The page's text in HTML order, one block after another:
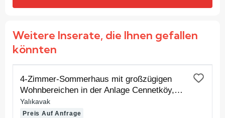
Weitere Inserate, die Ihnen gefallen
könnten
ZUR MIETE
4-Zimmer-Sommerhaus mit großzügigen
Wohnbereichen in der Anlage Cennetköy,
inklusive privatem Sandstrand und Badesteg
Yalıkavak
Preis Auf Anfrage